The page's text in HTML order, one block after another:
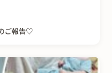
ご報告♡